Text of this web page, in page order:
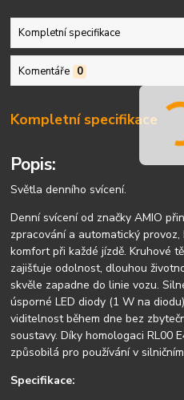
Kompletní specifikace
Komentáře 0
Kompletní specifikace
Popis:
Světla denního svícení.
Denní svícení od značky AMIO
zpracování a automatický
komfort při každé jízdě. Kruhové
zajišťuje odolnost, dlouhou
skvěle zapadne do linie vozu.
úsporné LED diody (1 W na
viditelnost během dne bez
soustavy. Díky homologaci RL00
způsobilá pro používání v
Specifikace: